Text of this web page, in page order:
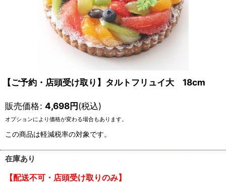
【ご予約・店頭受け取り】タルトフリュイ大 18cm
販売価格: 4,698円(税込)
オプションにより価格が変わる場合もあります。
この商品は軽減税率の対象です。
在庫あり
【配送不可・店頭受け取りのみ】